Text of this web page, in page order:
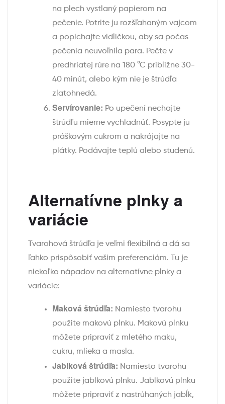
na plech vystlaný papierom na
pečenie. Potrite ju rozšľahaným vajcom
a popichajte vidličkou, aby sa počas
pečenia neuvoľnila para. Pečte v
predhriatej rúre na 180 °C približne 30-
40 minút, alebo kým nie je štrúdľa
zlatohnedá.
Servírovanie: Po upečení nechajte
štrúdľu mierne vychladnúť. Posypte ju
práškovým cukrom a nakrájajte na
plátky. Podávajte teplú alebo studenú.
Alternatívne plnky a
variácie
Tvarohová štrúdľa je veľmi flexibilná a dá sa
ľahko prispôsobiť vašim preferenciám. Tu je
niekoľko nápadov na alternatívne plnky a
variácie:
Maková štrúdľa: Namiesto tvarohu
použite makovú plnku. Makovú plnku
môžete pripraviť z mletého maku,
cukru, mlieka a masla.
Jablková štrúdľa: Namiesto tvarohu
použite jablkovú plnku. Jablkovú plnku
môžete pripraviť z nastrúhaných jabĺk,